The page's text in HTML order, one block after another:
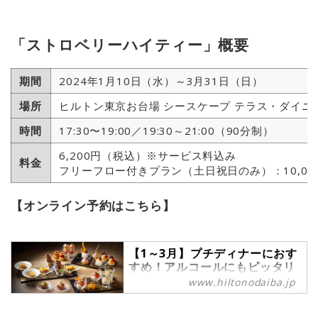
「ストロベリーハイティー」概要
期間
2024年1月10日（水）～3月31日（日）
場所
ヒルトン東京お台場 シースケープ テラス・ダイ
時間
17:30〜19:00／19:30～21:00（90分制）
料金
6,200円（税込）※サービス料込み
フリーフロー付きプラン（土日祝日のみ）：
【オンライン予約はこちら】
【1～3月】プチディナーにおす
すめ！アルコールにもピッタリ
肉料理を中心としたセイボリー
が楽しめる『ストロベリーハイ
www.hiltonodaiba.jp